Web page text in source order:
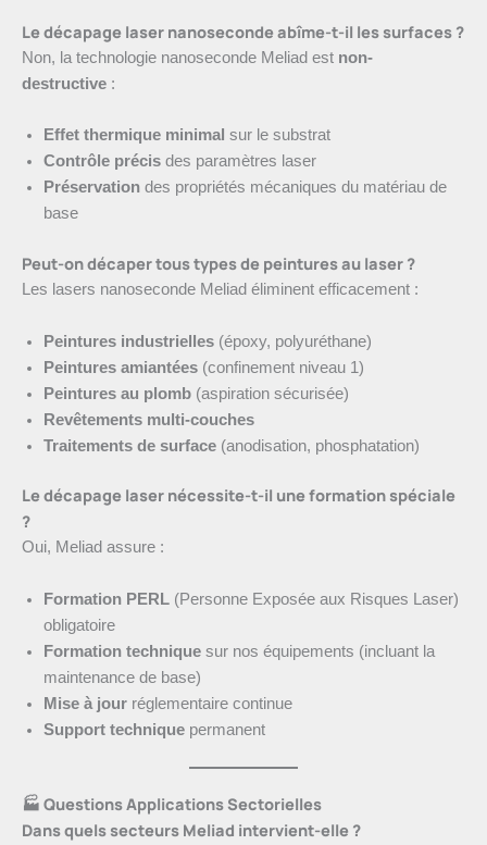
Le décapage laser nanoseconde abîme-t-il les surfaces ?
Non, la technologie nanoseconde Meliad est non-
destructive :
Effet thermique minimal sur le substrat
Contrôle précis des paramètres laser
Préservation des propriétés mécaniques du matériau de
base
Peut-on décaper tous types de peintures au laser ?
Les lasers nanoseconde Meliad éliminent efficacement :
Peintures industrielles (époxy, polyuréthane)
Peintures amiantées (confinement niveau 1)
Peintures au plomb (aspiration sécurisée)
Revêtements multi-couches
Traitements de surface (anodisation, phosphatation)
Le décapage laser nécessite-t-il une formation spéciale
?
Oui, Meliad assure :
Formation PERL (Personne Exposée aux Risques Laser)
obligatoire
Formation technique sur nos équipements (incluant la
maintenance de base)
Mise à jour réglementaire continue
Support technique permanent
🏭 Questions Applications Sectorielles
Dans quels secteurs Meliad intervient-elle ?